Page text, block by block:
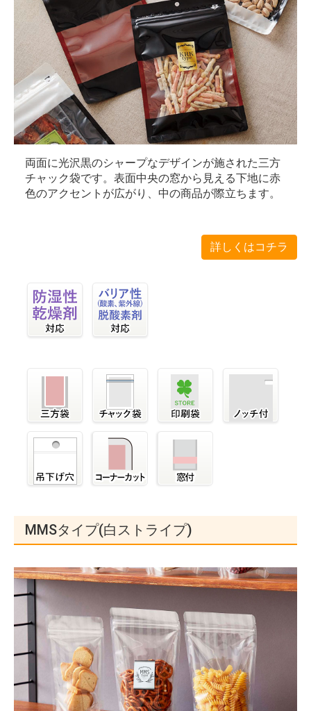
両面に光沢黒のシャープなデザインが施された三方
チャック袋です。表面中央の窓から見える下地に赤
色のアクセントが広がり、中の商品が際立ちます。
詳しくはコチラ
MMSタイプ(白ストライプ)